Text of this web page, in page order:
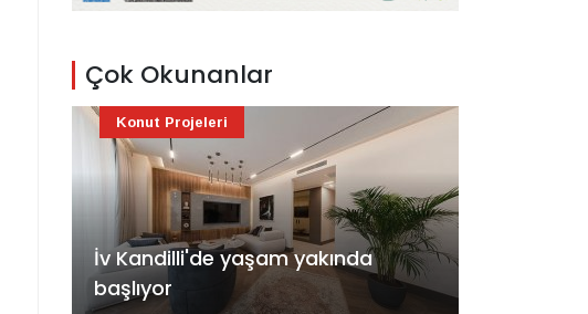
Çok Okunanlar
İv Kandilli'de yaşam yakında
başlıyor
Konut Projeleri